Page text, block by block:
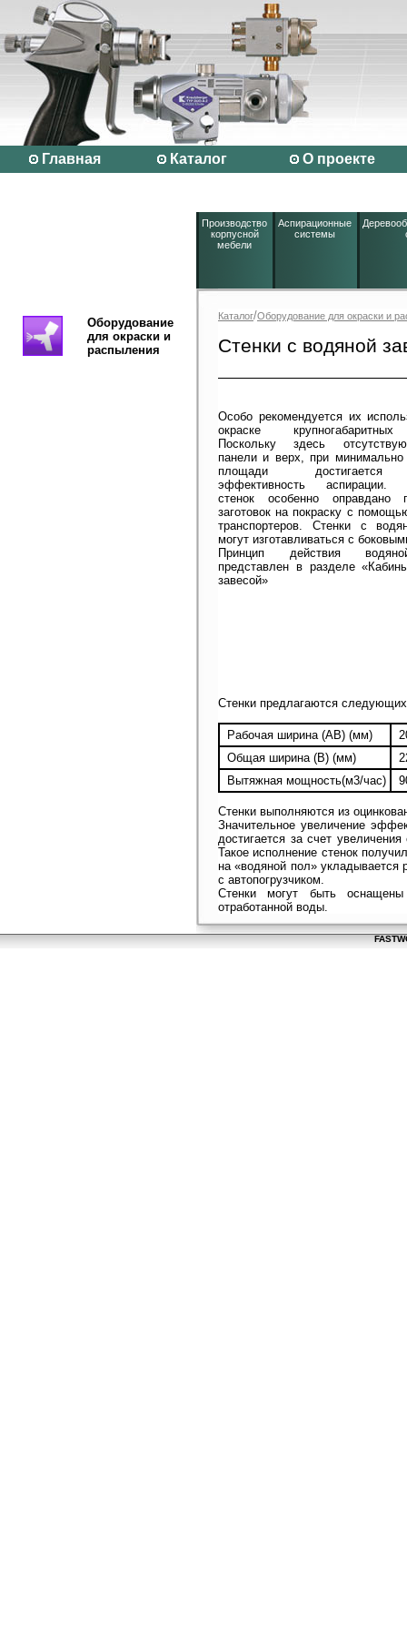
Главная Каталог О проекте
Производство
корпусной
мебели
Аспирационные
системы
Оборудование
для окраски и
распыления
Каталог/Оборудование для окраски и
Стенки с водяной
Особо рекомендуется их
окраске
Поскольку здесь
панели и верх, при минимально
площади достигается
эффективность аспирации.
стенок особенно оправдано
заготовок на покраску с
транспортеров. Стенки с
могут изготавливаться с
Принцип действия
представлен в разделе
завесой»
Стенки предлагаются
Рабочая ширина (AB) (мм)
Общая ширина (B) (мм)
Вытяжная мощность(м3/час)
Стенки выполняются из
Значительное увеличение
достигается за счет
Такое исполнение стенок
на «водяной пол» укладывается
с автопогрузчиком.
Стенки могут быть
отработанной воды.